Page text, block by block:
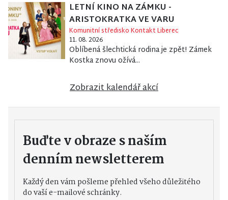
LETNÍ KINO NA ZÁMKU -
ARISTOKRATKA VE VARU
Komunitní středisko Kontakt Liberec
11. 08. 2026
Oblíbená šlechtická rodina je zpět! Zámek
Kostka znovu ožívá...
Zobrazit kalendář akcí
Buďte v obraze s naším
denním newsletterem
Každý den vám pošleme přehled všeho důležitého
do vaší e-mailové schránky.